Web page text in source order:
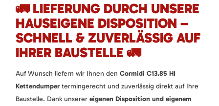
🚛 LIEFERUNG DURCH UNSERE
HAUSEIGENE DISPOSITION –
SCHNELL & ZUVERLÄSSIG AUF
IHRER BAUSTELLE 🚛
Auf Wunsch liefern wir Ihnen den Cormidi C13.85 HI
Kettendumper termingerecht und zuverlässig direkt auf Ihre
Baustelle. Dank unserer eigenen Disposition und eigenem